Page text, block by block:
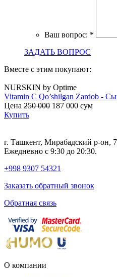
Ваш вопрос: *
ЗАДАТЬ ВОПРОС
Вместе с этим покупают:
NURSKIN by Optime
Vitamin C Qo’shilgan Zardob -
Цена 250 000 187 000 сум
Купить
г. Ташкент, Мирабадский р-он,
Ежедневно с 9:30 до 20:30.
+998 9307 54321
Заказать обратный звонок
Обратная связь
О компании